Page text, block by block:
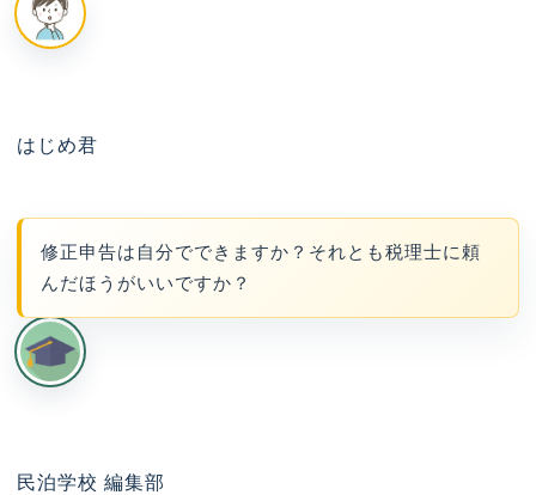
はじめ君
修正申告は自分でできますか？それとも税理士に頼
んだほうがいいですか？
民泊学校 編集部